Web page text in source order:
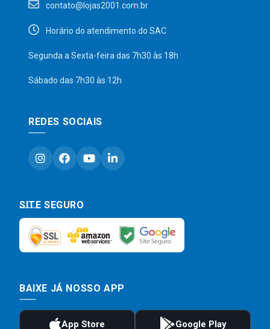
contato@lojas2001.com.br
Horário do atendimento do SAC
Segunda a Sexta-feira das 7h30 às 18h
Sábado das 7h30 às 12h
REDES SOCIAIS
SITE SEGURO
BAIXE JÁ NOSSO APP